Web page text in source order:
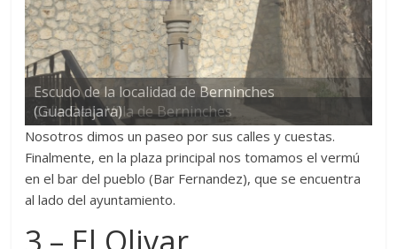
Calle De la Villa de Berninches
Nosotros dimos un paseo por sus calles y cuestas.
Finalmente, en la plaza principal nos tomamos el vermú
en el bar del pueblo (Bar Fernandez), que se encuentra
al lado del ayuntamiento.
3 – El Olivar